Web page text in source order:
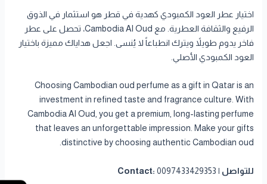
اختيار عطر العود الكمبودي كهدية في قطر هو استثمار في الذوق
الرفيع والثقافة العطرية. مع Cambodia Al Oud، تحصل على عطر
فاخر يدوم طويلاً ويترك انطباعاً لا يُنسى. اجعل هداياك مميزة باختيار
العود الكمبودي الأصلي.
Choosing Cambodian oud perfume as a gift in Qatar is an
investment in refined taste and fragrance culture. With
Cambodia Al Oud, you get a premium, long-lasting perfume
that leaves an unforgettable impression. Make your gifts
distinctive by choosing authentic Cambodian oud.
للتواصل | Contact: 0097433429353